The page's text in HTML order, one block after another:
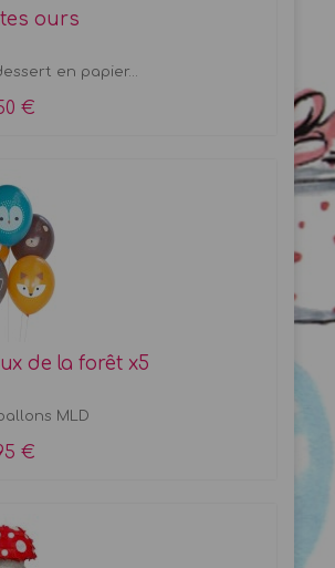
ours
en papier...
€
de la forêt x5
MLD
€